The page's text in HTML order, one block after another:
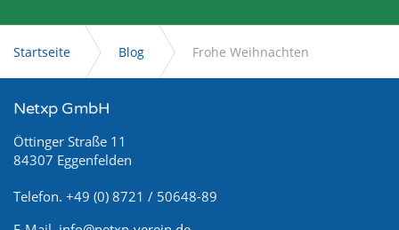
Startseite Blog Frohe Weihnachten
Netxp GmbH
Öttinger Straße 11
84307 Eggenfelden
Telefon. +49 (0) 8721 / 50648-89